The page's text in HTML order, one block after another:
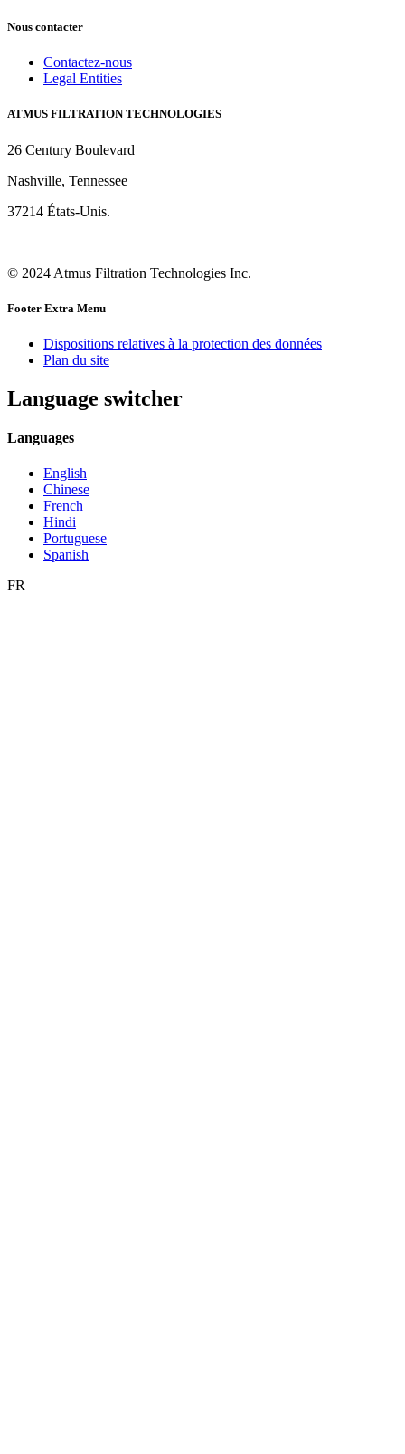
Nous contacter
Contactez-nous
Legal Entities
ATMUS FILTRATION TECHNOLOGIES
26 Century Boulevard
Nashville, Tennessee
37214 États-Unis.
© 2024 Atmus Filtration Technologies Inc.
Footer Extra Menu
Dispositions relatives à la protection des données
Plan du site
Language switcher
Languages
English
Chinese
French
Hindi
Portuguese
Spanish
FR